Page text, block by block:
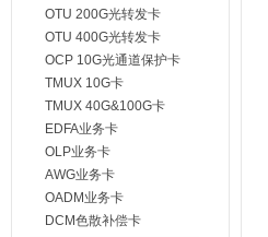
OTU 200G光转发卡
OTU 400G光转发卡
OCP 10G光通道保护卡
TMUX 10G卡
TMUX 40G&100G卡
EDFA业务卡
OLP业务卡
AWG业务卡
OADM业务卡
DCM色散补偿卡